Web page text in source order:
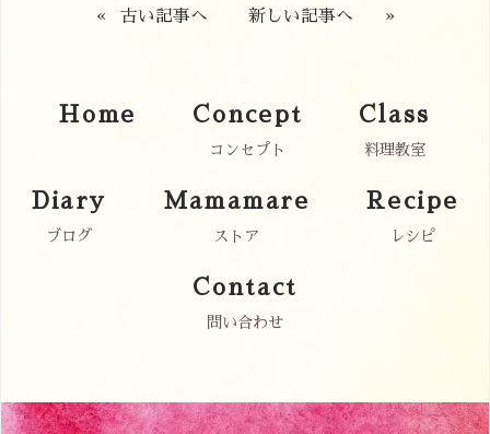
« 古い記事へ 新しい記事へ »
Home Concept
コンセプト
Class
料理教室
Diary
ブログ
Mamamare
ストア
Recipe
レシピ
Contact
問い合わせ